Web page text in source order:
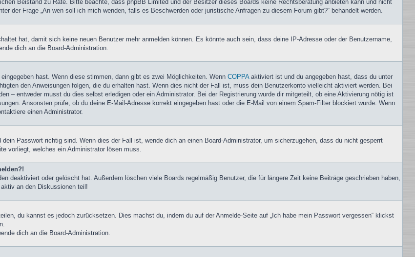
Beistand zu Rate. Bitte beachte, dass phpBB Limited und der Besitzer dieses Boards keine Rechtsberatung anbieten kann und nicht
der Frage „An wen soll ich mich wenden, falls es Beschwerden oder juristische Anfragen zu diesem Forum gibt?“ behandelt werden.
hat, damit sich keine neuen Benutzer mehr anmelden können. Es könnte auch sein, dass deine IP-Adresse oder der Benutzername,
dich an die Board-Administration.
hast. Wenn diese stimmen, dann gibt es zwei Möglichkeiten. Wenn COPPAaktiviert ist und du angegeben hast, dass du unter
den Anweisungen folgen, die du erhalten hast. Wenn dies nicht der Fall ist, muss dein Benutzerkonto vielleicht aktiviert werden. Bei
– entweder musst du dies selbst erledigen oder ein Administrator. Bei der Registrierung wurde dir mitgeteilt, ob eine Aktivierung nötig ist
Ansonsten prüfe, ob du deine E-Mail-Adresse korrekt eingegeben hast oder die E-Mail von einem Spam-Filter blockiert wurde. Wenn
einen Administrator.
Passwort richtig sind. Wenn dies der Fall ist, wende dich an einen Board-Administrator, um sicherzugehen, dass du nicht gesperrt
vorliegt, welches ein Administrator lösen muss.
deaktiviert oder gelöscht hat. Außerdem löschen viele Boards regelmäßig Benutzer, die für längere Zeit keine Beiträge geschrieben haben,
an den Diskussionen teil!
du kannst es jedoch zurücksetzen. Dies machst du, indem du auf der Anmelde-Seite auf „Ich habe mein Passwort vergessen“ klickst
dich an die Board-Administration.